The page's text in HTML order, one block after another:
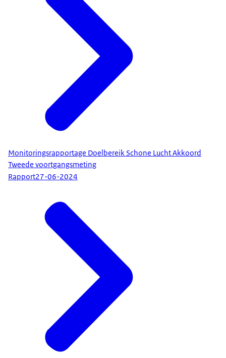
Monitoringsrapportage Doelbereik Schone Lucht Akkoord
Tweede voortgangsmeting
Rapport27-06-2024